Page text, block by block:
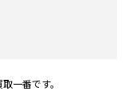
一番です。